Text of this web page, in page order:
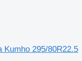
Kumho 295/80R22.5